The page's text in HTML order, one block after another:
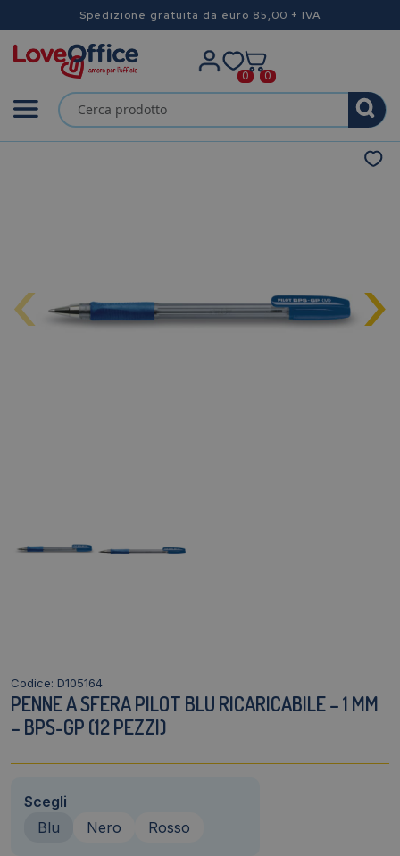
Spedizione gratuita da euro 85,00 + IVA
0 0
‹ ›
Codice: D105164
PENNE A SFERA PILOT BLU RICARICABILE – 1 MM
– BPS-GP (12 PEZZI)
Scegli
Blu
Nero Rosso